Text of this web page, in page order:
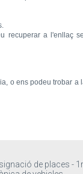
recuperar a l'enllaç
o ens podeu trobar a
de places -